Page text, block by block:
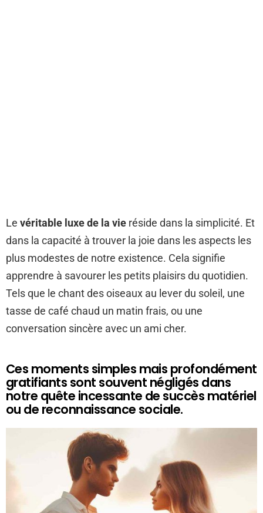
Le véritable luxe de la vie réside dans la simplicité. Et
dans la capacité à trouver la joie dans les aspects les
plus modestes de notre existence. Cela signifie
apprendre à savourer les petits plaisirs du quotidien.
Tels que le chant des oiseaux au lever du soleil, une
tasse de café chaud un matin frais, ou une
conversation sincère avec un ami cher.
Ces moments simples mais profondément
gratifiants sont souvent négligés dans
notre quête incessante de succès matériel
ou de reconnaissance sociale.